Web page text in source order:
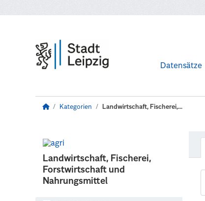
Datensätze
Kategorien Landwirtschaft, Fischerei,...
Landwirtschaft, Fischerei,
Forstwirtschaft und
Nahrungsmittel